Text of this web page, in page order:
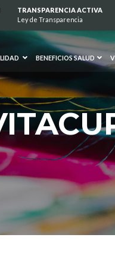
TRANSPARENCIA ACTIVA
Ley de Transparencia
BENEFICIOS SALUD